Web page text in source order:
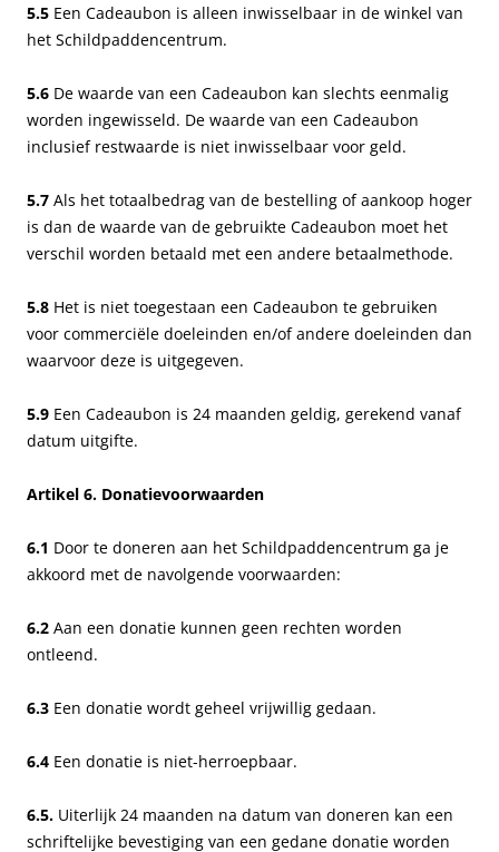
5.5 Een Cadeaubon is alleen inwisselbaar in de winkel van
het Schildpaddencentrum.
5.6 De waarde van een Cadeaubon kan slechts eenmalig
worden ingewisseld. De waarde van een Cadeaubon
inclusief restwaarde is niet inwisselbaar voor geld.
5.7 Als het totaalbedrag van de bestelling of aankoop hoger
is dan de waarde van de gebruikte Cadeaubon moet het
verschil worden betaald met een andere betaalmethode.
5.8 Het is niet toegestaan een Cadeaubon te gebruiken
voor commerciële doeleinden en/of andere doeleinden dan
waarvoor deze is uitgegeven.
5.9 Een Cadeaubon is 24 maanden geldig, gerekend vanaf
datum uitgifte.
Artikel 6. Donatievoorwaarden
6.1 Door te doneren aan het Schildpaddencentrum ga je
akkoord met de navolgende voorwaarden:
6.2 Aan een donatie kunnen geen rechten worden
ontleend.
6.3 Een donatie wordt geheel vrijwillig gedaan.
6.4 Een donatie is niet-herroepbaar.
6.5. Uiterlijk 24 maanden na datum van doneren kan een
schriftelijke bevestiging van een gedane donatie worden